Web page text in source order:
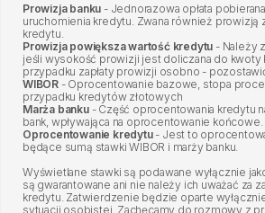
Prowizja banku - Jednorazowa opłata
uruchomienia kredytu. Zwana również prowizją
kredytu.
Prowizja powiększa wartość kredytu - Należy
jeśli wysokość prowizji jest doliczana do kwoty
przypadku zapłaty prowizji osobno -
WIBOR - Oprocentowanie bazowe, stopa
przypadku kredytów złotowych
Marża banku- Część oprocentowania kredytu
bank, wpływająca na oprocentowanie końcowe.
Oprocentowanie kredytu- Jest to
będące sumą stawki WIBOR i marży banku.
Wyświetlane stawki są podawane wyłącznie
są gwarantowane ani nie należy ich uważać za
kredytu. Zatwierdzenie będzie oparte
sytuacji osobistej. Zachęcamy do rozmowy z